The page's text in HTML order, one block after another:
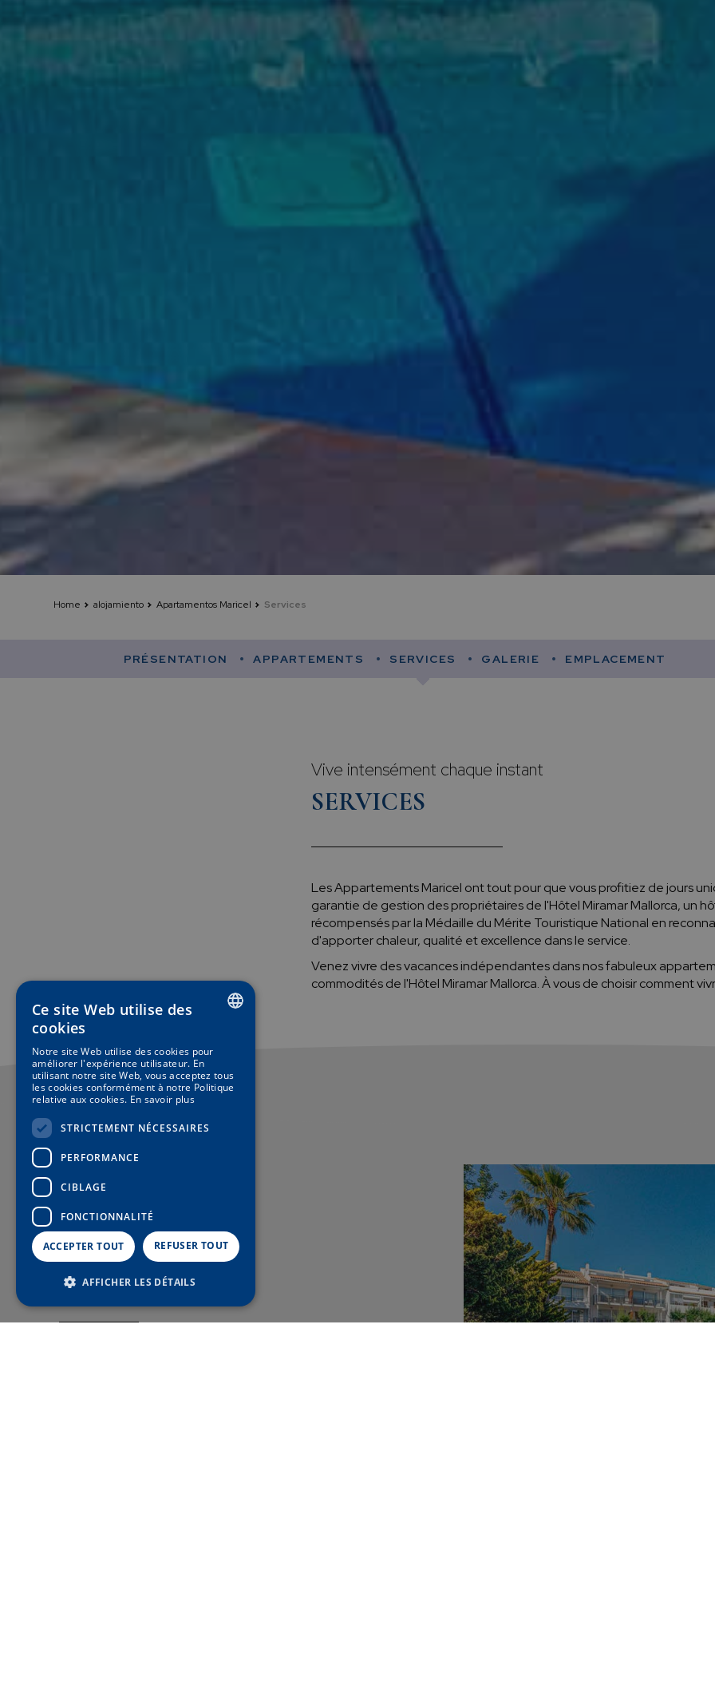
Home alojamiento Apartamentos Maricel Services
PRÉSENTATION APPARTEMENTS SERVICES GALERIE EMPLACEMENT
Vive intensément chaque instant
SERVICES
Les Appartements Maricel ont tout pour que vous profitiez de jours
garantie de gestion des propriétaires de l'Hôtel Miramar Mallorca, un
récompensés par la Médaille du Mérite Touristique National en
d'apporter chaleur, qualité et excellence dans le service.
Venez vivre des vacances indépendantes dans nos fabuleux
commodités de l'Hôtel Miramar Mallorca. À vous de choisir comment
Bâtiment principal
MARICEL 1
ENGLISH
GERMAN
FRENCH
Ce site Web utilise des
cookies
Notre site Web utilise des cookies pour
améliorer l'expérience utilisateur. En
utilisant notre site Web, vous acceptez tous
les cookies conformément à notre Politique
relative aux cookies. En savoir plus
STRICTEMENT NÉCESSAIRES
PERFORMANCE
CIBLAGE
FONCTIONNALITÉ
ACCEPTER TOUT REFUSER TOUT
AFFICHER LES DÉTAILS